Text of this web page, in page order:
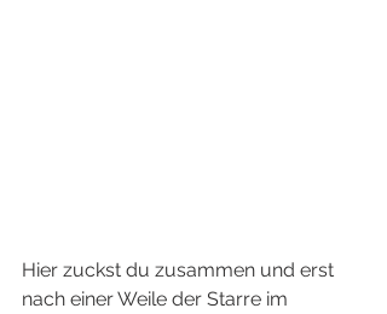
Hier zuckst du zusammen und erst
nach einer Weile der Starre im